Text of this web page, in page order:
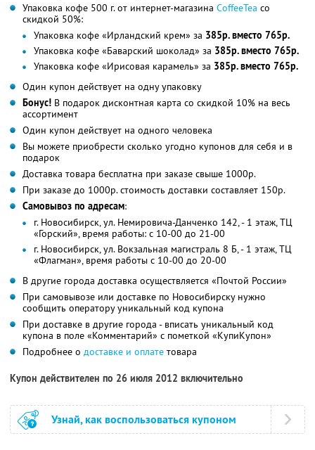
Упаковка кофе 500 г. от интернет-магазина CoffeeTea со
скидкой 50%:
Упаковка кофе «Ирландский крем» за 385р. вместо 765р.
Упаковка кофе «Баварский шоколад» за 385р. вместо 765р.
Упаковка кофе «Ирисовая карамель» за 385р. вместо 765р.
Один купон действует на одну упаковку
Бонус! В подарок дисконтная карта со скидкой 10% на весь
ассортимент
Один купон действует на одного человека
Вы можете приобрести сколько угодно купонов для себя и в
подарок
Доставка товара бесплатна при заказе свыше 1000р.
При заказе до 1000р. стоимость доставки составляет 150р.
Самовывоз по адресам:
г. Новосибирск, ул. Немировича-Данченко 142, - 1 этаж, ТЦ
«Горский», время работы: с 10-00 до 21-00
г. Новосибирск, ул. Вокзальная магистраль 8 Б, - 1 этаж, ТЦ
«Флагман», время работы с 10-00 до 20-00
В другие города доставка осуществляется «Почтой России»
При самовывозе или доставке по Новосибирску нужно
сообщить оператору уникальный код купона
При доставке в другие города - вписать уникальный код
купона в поле «Комментарий» с пометкой «КупиКупон»
Подробнее о доставке и оплате товара
Купон действителен по 26 июля 2012 включительно
Узнай, как воспользоваться купоном